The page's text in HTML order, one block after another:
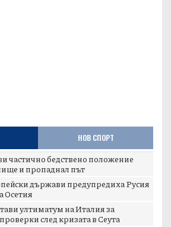
НОВ СПОРТ
частично бедствено положение
и пропаднал път
държави предупредиха Русия
Осетия
ултиматум на Италия за
след кризата в Сеута